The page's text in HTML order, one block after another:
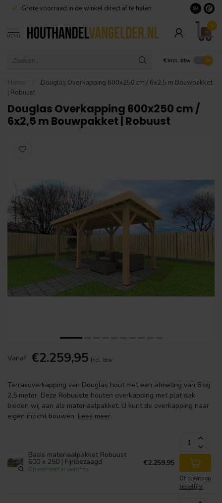
Grote voorraad in de winkel direct af te halen 8.4
MENU
0
€ Incl. btw
Home
Douglas Overkapping 600x250 cm / 6x2,5 m Bouwpakket
| Robuust
Douglas Overkapping 600x250 cm /
6x2,5 m Bouwpakket | Robuust
Vanaf €2.259,95 Incl. btw
Terrasoverkapping van Douglas hout met een afmeting van 6 bij
2,5 meter. Deze Robuuste houten overkapping met plat dak
bieden wij aan als materiaalpakket. U kunt de overkapping naar
eigen inzicht bouwen. Lees meer.
Basis materiaalpakket Robuust
600 x 250 | Fijnbezaagd
Op voorraad in webshop
€2.259,95
Of plaats op
bestellijst